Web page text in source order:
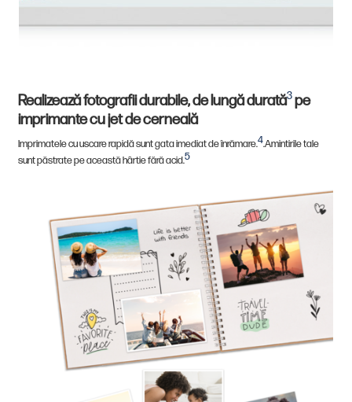
Realizează fotografii durabile, de lungă durată3pe
imprimante cu jet de cerneală
Imprimatele cu uscare rapidă sunt gata imediat de înrămare.4.Amintirile tale
sunt păstrate pe această hârtie fără acid.5